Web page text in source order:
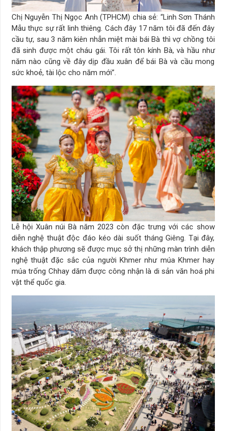
Chị Nguyễn Thị Ngọc Anh (TPHCM) chia sẻ: “Linh Sơn Thánh
Mẫu thực sự rất linh thiêng. Cách đây 17 năm tôi đã đến đây
cầu tự, sau 3 năm kiên nhẫn miệt mài bái Bà thì vợ chồng tôi
đã sinh được một cháu gái. Tôi rất tôn kính Bà, và hầu như
năm nào cũng về đây dịp đầu xuân để bái Bà và cầu mong
sức khoẻ, tài lộc cho năm mới”.
Lễ hội Xuân núi Bà năm 2023 còn đặc trưng với các show
diễn nghệ thuật độc đáo kéo dài suốt tháng Giêng. Tại đây,
khách thập phương sẽ được mục sở thị những màn trình diễn
nghệ thuật đặc sắc của người Khmer như múa Khmer hay
múa trống Chhay dăm được công nhận là di sản văn hoá phi
vật thể quốc gia.